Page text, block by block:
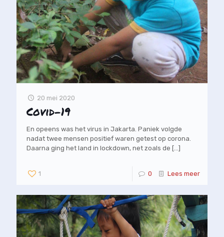
20 mei 2020
Covid-19
En opeens was het virus in Jakarta. Paniek volgde
nadat twee mensen positief waren getest op corona.
Daarna ging het land in lockdown, net zoals de […]
1 0 Lees meer